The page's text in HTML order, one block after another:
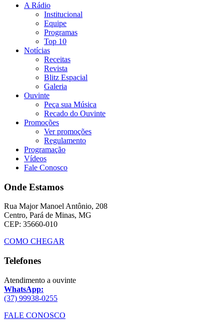
A Rádio
Institucional
Equipe
Programas
Top 10
Notícias
Receitas
Revista
Blitz Espacial
Galeria
Ouvinte
Peça sua Música
Recado do Ouvinte
Promoções
Ver promoções
Regulamento
Programação
Vídeos
Fale Conosco
Onde Estamos
Rua Major Manoel Antônio, 208
Centro, Pará de Minas, MG
CEP: 35660-010
COMO CHEGAR
Telefones
Atendimento a ouvinte
WhatsApp:
(37) 99938-0255
FALE CONOSCO